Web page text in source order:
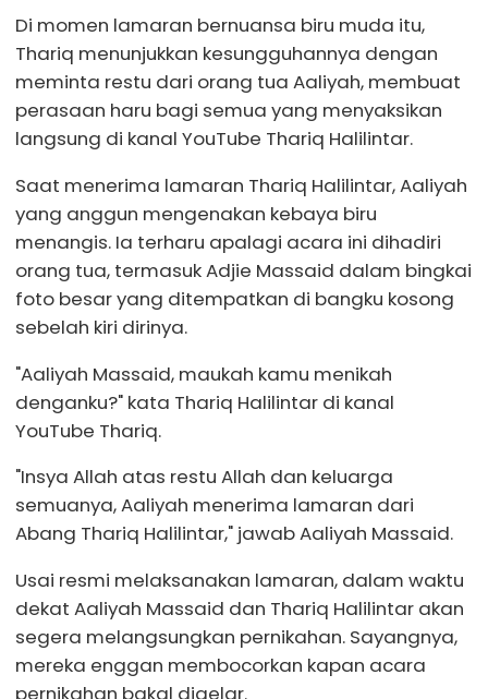
Di momen lamaran bernuansa biru muda itu,
Thariq menunjukkan kesungguhannya dengan
meminta restu dari orang tua Aaliyah, membuat
perasaan haru bagi semua yang menyaksikan
langsung di kanal YouTube Thariq Halilintar.
Saat menerima lamaran Thariq Halilintar, Aaliyah
yang anggun mengenakan kebaya biru
menangis. Ia terharu apalagi acara ini dihadiri
orang tua, termasuk Adjie Massaid dalam bingkai
foto besar yang ditempatkan di bangku kosong
sebelah kiri dirinya.
"Aaliyah Massaid, maukah kamu menikah
denganku?" kata Thariq Halilintar di kanal
YouTube Thariq.
"Insya Allah atas restu Allah dan keluarga
semuanya, Aaliyah menerima lamaran dari
Abang Thariq Halilintar," jawab Aaliyah Massaid.
Usai resmi melaksanakan lamaran, dalam waktu
dekat Aaliyah Massaid dan Thariq Halilintar akan
segera melangsungkan pernikahan. Sayangnya,
mereka enggan membocorkan kapan acara